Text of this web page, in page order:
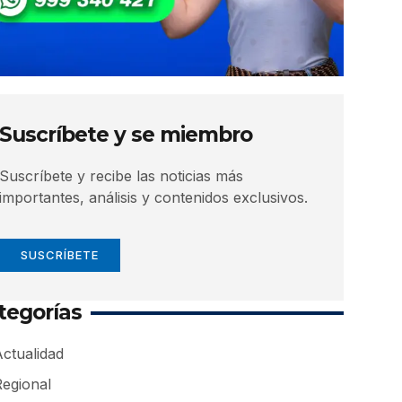
Suscríbete y se miembro
Suscríbete y recibe las noticias más
importantes, análisis y contenidos exclusivos.
SUSCRÍBETE